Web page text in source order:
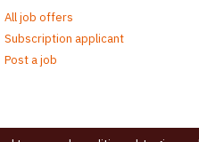
All job offers
Subscription applicant
Post a job